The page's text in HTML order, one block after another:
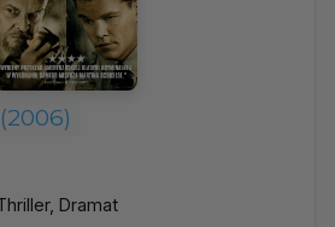
(2006)
Dramat